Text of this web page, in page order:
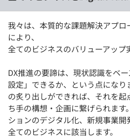
我々は、本質的な課題解決アプ
により、
全てのビジネスのバリューアップ
DX推進の要諦は、現状認識をベ
設定」できるか、という点になり
の炙り出しができれば、それを
ち手の構想・企画に繋げられます
ションのデジタル化、新規事業
全てのビジネスに該当します。